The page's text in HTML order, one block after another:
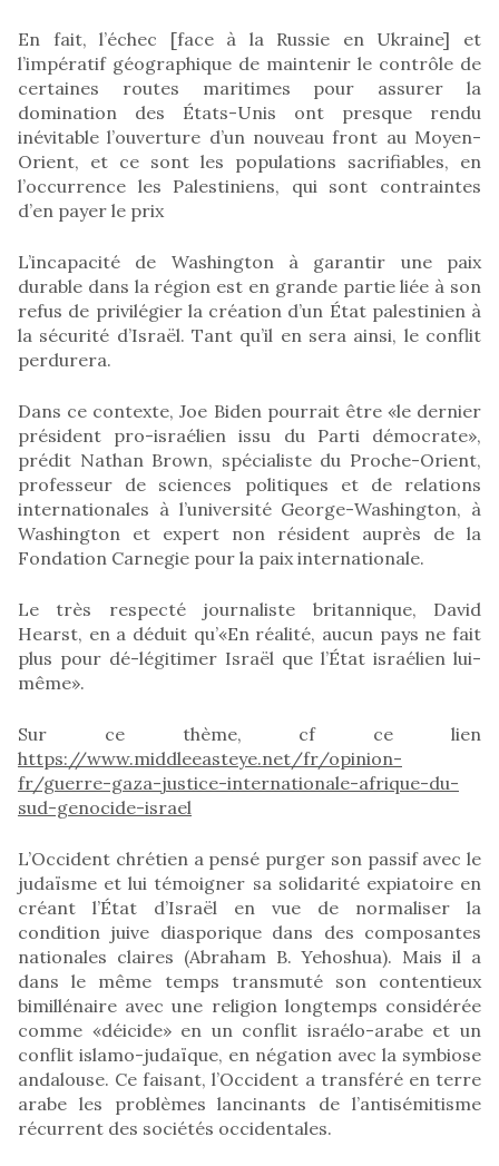
En fait, l’échec [face à la Russie en Ukraine] et
l’impératif géographique de maintenir le contrôle de
certaines routes maritimes pour assurer la
domination des États-Unis ont presque rendu
inévitable l’ouverture d’un nouveau front au Moyen-
Orient, et ce sont les populations sacrifiables, en
l’occurrence les Palestiniens, qui sont contraintes
d’en payer le prix
L’incapacité de Washington à garantir une paix
durable dans la région est en grande partie liée à son
refus de privilégier la création d’un État palestinien à
la sécurité d’Israël. Tant qu’il en sera ainsi, le conflit
perdurera.
Dans ce contexte, Joe Biden pourrait être «le dernier
président pro-israélien issu du Parti démocrate»,
prédit Nathan Brown, spécialiste du Proche-Orient,
professeur de sciences politiques et de relations
internationales à l’université George-Washington, à
Washington et expert non résident auprès de la
Fondation Carnegie pour la paix internationale.
Le très respecté journaliste britannique, David
Hearst, en a déduit qu’«En réalité, aucun pays ne fait
plus pour dé-légitimer Israël que l’État israélien lui-
même».
Sur ce thème, cf ce lien
https://www.middleeasteye.net/fr/opinion-
fr/guerre-gaza-justice-internationale-afrique-du-
sud-genocide-israel
L’Occident chrétien a pensé purger son passif avec le
judaïsme et lui témoigner sa solidarité expiatoire en
créant l’État d’Israël en vue de normaliser la
condition juive diasporique dans des composantes
nationales claires (Abraham B. Yehoshua). Mais il a
dans le même temps transmuté son contentieux
bimillénaire avec une religion longtemps considérée
comme «déicide» en un conflit israélo-arabe et un
conflit islamo-judaïque, en négation avec la symbiose
andalouse. Ce faisant, l’Occident a transféré en terre
arabe les problèmes lancinants de l’antisémitisme
récurrent des sociétés occidentales.